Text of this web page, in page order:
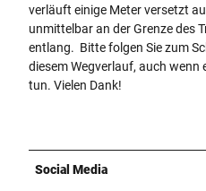
verläuft einige Meter versetzt
unmittelbar an der Grenze des
entlang. Bitte folgen Sie zum
diesem Wegverlauf, auch wenn
tun. Vielen Dank!
Social Media